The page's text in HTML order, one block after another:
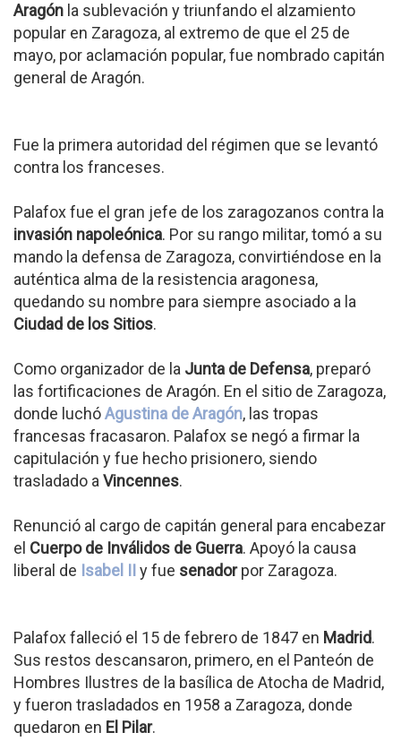
Aragón la sublevación y triunfando el alzamiento
popular en Zaragoza, al extremo de que el 25 de
mayo, por aclamación popular, fue nombrado capitán
general de Aragón.
Fue la primera autoridad del régimen que se levantó
contra los franceses.
Palafox fue el gran jefe de los zaragozanos contra la
invasión napoleónica. Por su rango militar, tomó a su
mando la defensa de Zaragoza, convirtiéndose en la
auténtica alma de la resistencia aragonesa,
quedando su nombre para siempre asociado a la
Ciudad de los Sitios.
Como organizador de la Junta de Defensa, preparó
las fortificaciones de Aragón. En el sitio de Zaragoza,
donde luchóAgustina de Aragón, las tropas
francesas fracasaron. Palafox se negó a firmar la
capitulación y fue hecho prisionero, siendo
trasladado a Vincennes.
Renunció al cargo de capitán general para encabezar
el Cuerpo de Inválidos de Guerra. Apoyó la causa
liberal de Isabel II y fue senadorpor Zaragoza.
Palafox falleció el 15 de febrero de 1847 en Madrid.
Sus restos descansaron, primero, en el Panteón de
Hombres Ilustres de la basílica de Atocha de Madrid,
y fueron trasladados en 1958 a Zaragoza, donde
quedaron en El Pilar.